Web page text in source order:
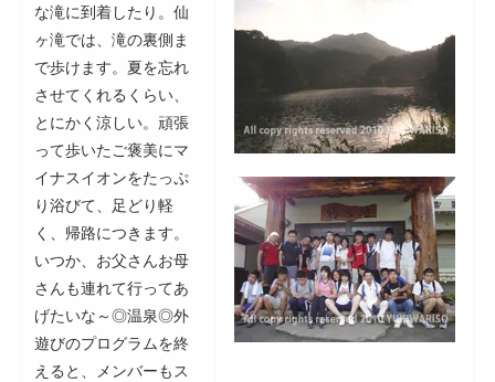
な滝に到着したり。仙
ヶ滝では、滝の裏側ま
で歩けます。夏を忘れ
させてくれるくらい、
とにかく涼しい。頑張
って歩いたご褒美にマ
イナスイオンをたっぷ
り浴びて、足どり軽
く、帰路につきます。
いつか、お父さんお母
さんも連れて行ってあ
げたいな～◎温泉◎外
遊びのプログラムを終
えると、メンバーもス